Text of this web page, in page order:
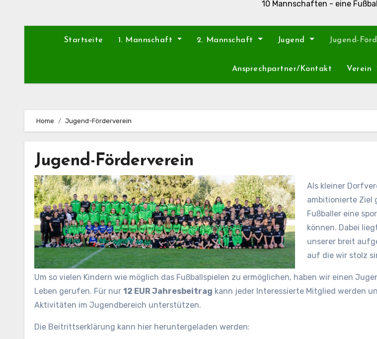
10 Mannschaften - eine
Startseite 1. Mannschaft 2. Mannschaft Jugend Jugend-
Ansprechpartner/Kontakt Verein
Home Jugend-Förderverein
Jugend-Förderverein
Als kleiner
ambitionierte Ziel
Fußballer eine
können. Dabei
unserer breit
auf die wir stolz
Um so vielen Kindern wie möglich das Fußballspielen zu ermöglichen, haben wir einen
Leben gerufen. Für nur 12 EUR Jahresbeitrag kann jeder Interessierte Mitglied werden
Aktivitäten im Jugendbereich unterstützen.
Die Beitrittserklärung kann hier heruntergeladen werden: